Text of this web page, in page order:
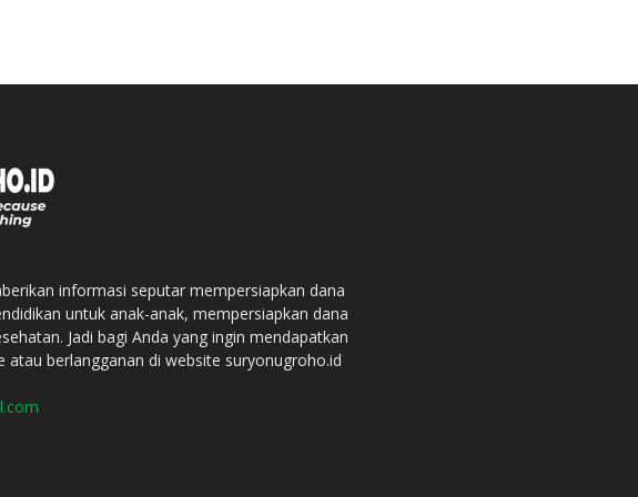
informasi seputar mempersiapkan dana
untuk anak-anak, mempersiapkan dana
Jadi bagi Anda yang ingin mendapatkan
berlangganan di website suryonugroho.id